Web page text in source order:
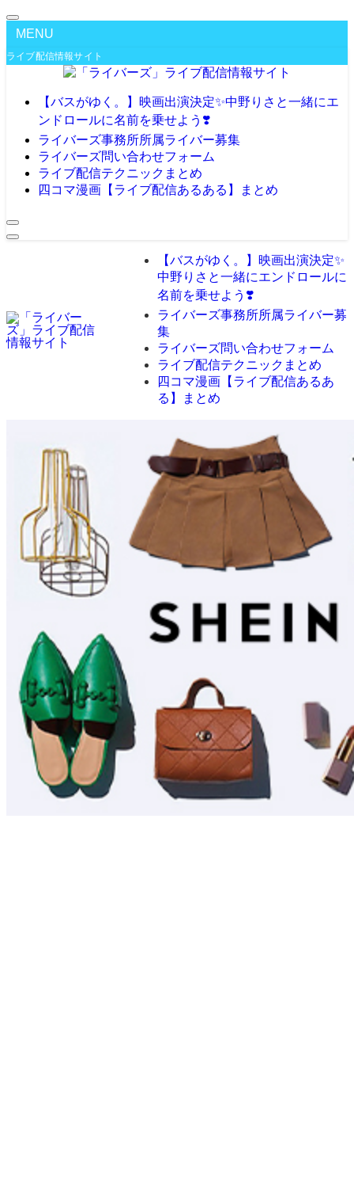
MENU
ライブ配信情報サイト
【バスがゆく。】映画出演決定✨️中野りさと一緒にエ
ンドロールに名前を乗せよう❣️
ライバーズ事務所所属ライバー募集
ライバーズ問い合わせフォーム
ライブ配信テクニックまとめ
四コマ漫画【ライブ配信あるある】まとめ
【バスがゆく。】映画出演決定✨️
中野りさと一緒にエンドロールに
名前を乗せよう❣️
ライバーズ事務所所属ライバー募
集
ライバーズ問い合わせフォーム
ライブ配信テクニックまとめ
四コマ漫画【ライブ配信あるあ
る】まとめ